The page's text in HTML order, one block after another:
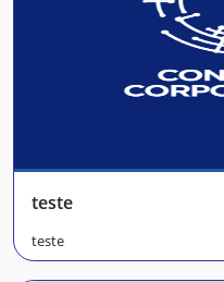
teste
teste